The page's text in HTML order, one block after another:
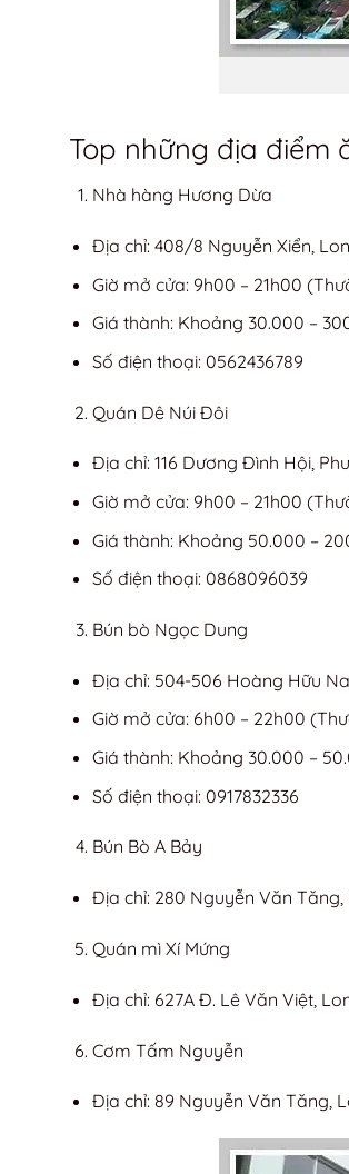
Top những địa điểm
Nhà hàng Hương Dừa
Địa chỉ: 408/8 Nguyễn Xiển,
Giờ mở cửa: 9h00 – 21h00
Giá thành: Khoảng 30.000 –
Số điện thoại: 0562436789
Quán Dê Núi Đôi
Địa chỉ: 116 Dương Đình Hội,
Giờ mở cửa: 9h00 – 21h00
Giá thành: Khoảng 50.000 –
Số điện thoại: 0868096039
Bún bò Ngọc Dung
Địa chỉ: 504-506 Hoàng Hữu
Giờ mở cửa: 6h00 – 22h00
Giá thành: Khoảng 30.000 –
Số điện thoại: 0917832336
Bún Bò A Bảy
Địa chỉ: 280 Nguyễn Văn Tăng,
Quán mì Xí Mứng
Địa chỉ: 627A Đ. Lê Văn Việt,
Cơm Tấm Nguyễn
Địa chỉ: 89 Nguyễn Văn Tăng,